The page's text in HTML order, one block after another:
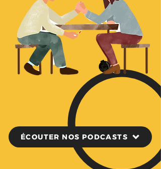
ÉCOUTER NOS PODCASTS